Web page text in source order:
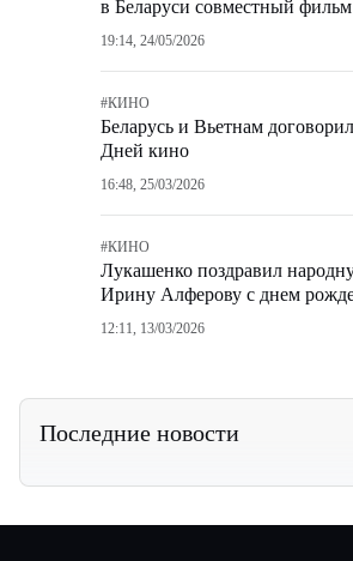
в Беларуси совместный
19:14, 24/05/2026
#КИНО
Беларусь и Вьетнам
Дней кино
16:48, 25/03/2026
#КИНО
Лукашенко поздравил
Ирину Алферову с днем
12:11, 13/03/2026
Последние новости